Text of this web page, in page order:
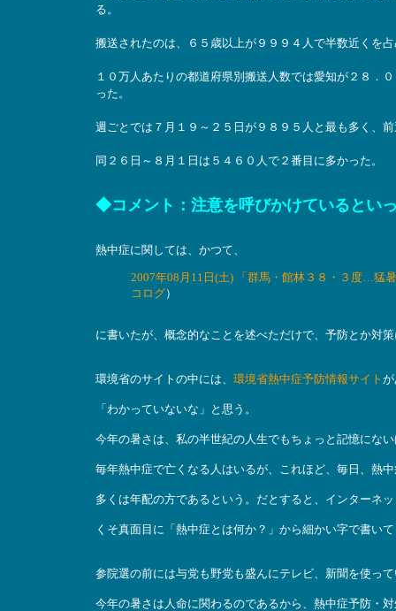
る。
搬送されたのは、６５歳以上が９９９４人で半数近くを
１０万人あたりの都道府県別搬送人数では愛知が２８．
った。
週ごとでは７月１９～２５日が９８９５人と最も多く、
同２６日～８月１日は５４６０人で２番目に多かった。
◆コメント：注意を呼びかけているとい
熱中症に関しては、かつて、
2007年08月11日(土) 「群馬・館林３８・３度…猛
コログ）
に書いたが、概念的なことを述べただけで、予防とか対
環境省のサイトの中には、 環境省熱中症予防情報サイト
「わかっていないな」と思う。
今年の暑さは、私の半世紀の人生でもちょっと記憶にな
毎年熱中症で亡くなる人はいるが、これほど、毎日、熱
多くは年配の方であるという。だとすると、インターネ
くそ真面目に「熱中症とは何か？」から細かい字で書い
参院選の前には与党も野党も盛んにテレビ、新聞を使っ
今年の暑さは人命に関わるのであるから、熱中症予防・